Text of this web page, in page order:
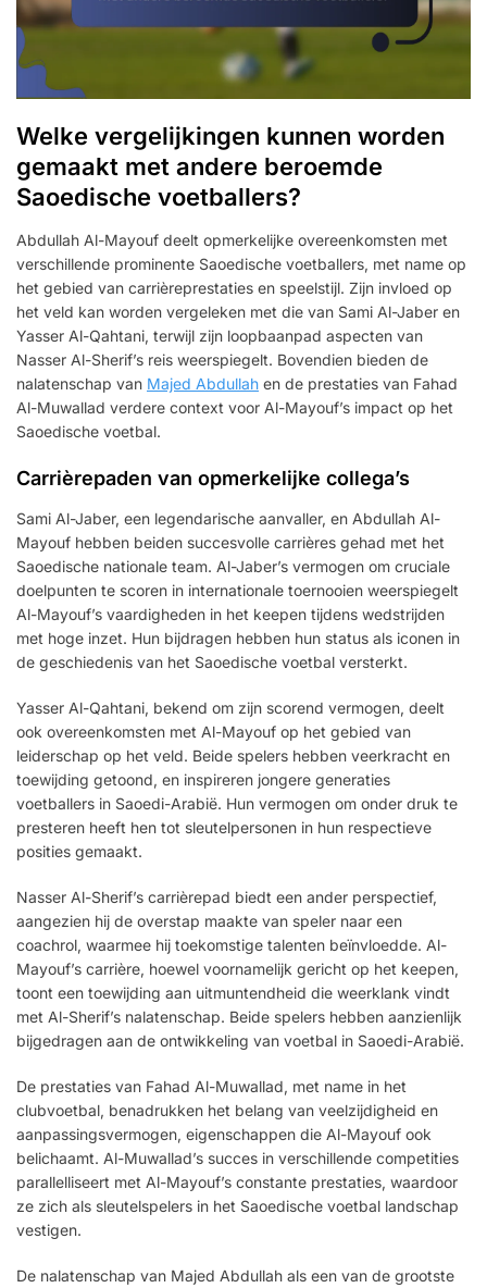
Welke vergelijkingen kunnen worden
gemaakt met andere beroemde
Saoedische voetballers?
Abdullah Al-Mayouf deelt opmerkelijke overeenkomsten met
verschillende prominente Saoedische voetballers, met name op
het gebied van carrièreprestaties en speelstijl. Zijn invloed op
het veld kan worden vergeleken met die van Sami Al-Jaber en
Yasser Al-Qahtani, terwijl zijn loopbaanpad aspecten van
Nasser Al-Sherif’s reis weerspiegelt. Bovendien bieden de
nalatenschap van Majed Abdullah en de prestaties van Fahad
Al-Muwallad verdere context voor Al-Mayouf’s impact op het
Saoedische voetbal.
Carrièrepaden van opmerkelijke collega’s
Sami Al-Jaber, een legendarische aanvaller, en Abdullah Al-
Mayouf hebben beiden succesvolle carrières gehad met het
Saoedische nationale team. Al-Jaber’s vermogen om cruciale
doelpunten te scoren in internationale toernooien weerspiegelt
Al-Mayouf’s vaardigheden in het keepen tijdens wedstrijden
met hoge inzet. Hun bijdragen hebben hun status als iconen in
de geschiedenis van het Saoedische voetbal versterkt.
Yasser Al-Qahtani, bekend om zijn scorend vermogen, deelt
ook overeenkomsten met Al-Mayouf op het gebied van
leiderschap op het veld. Beide spelers hebben veerkracht en
toewijding getoond, en inspireren jongere generaties
voetballers in Saoedi-Arabië. Hun vermogen om onder druk te
presteren heeft hen tot sleutelpersonen in hun respectieve
posities gemaakt.
Nasser Al-Sherif’s carrièrepad biedt een ander perspectief,
aangezien hij de overstap maakte van speler naar een
coachrol, waarmee hij toekomstige talenten beïnvloedde. Al-
Mayouf’s carrière, hoewel voornamelijk gericht op het keepen,
toont een toewijding aan uitmuntendheid die weerklank vindt
met Al-Sherif’s nalatenschap. Beide spelers hebben aanzienlijk
bijgedragen aan de ontwikkeling van voetbal in Saoedi-Arabië.
De prestaties van Fahad Al-Muwallad, met name in het
clubvoetbal, benadrukken het belang van veelzijdigheid en
aanpassingsvermogen, eigenschappen die Al-Mayouf ook
belichaamt. Al-Muwallad’s succes in verschillende competities
parallelliseert met Al-Mayouf’s constante prestaties, waardoor
ze zich als sleutelspelers in het Saoedische voetbal landschap
vestigen.
De nalatenschap van Majed Abdullah als een van de grootste